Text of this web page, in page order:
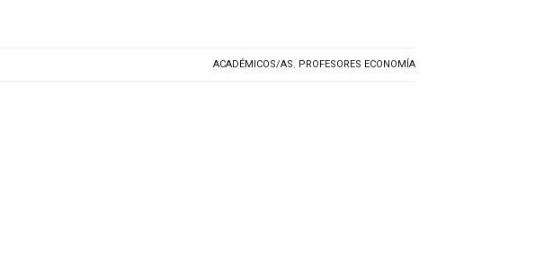
ACADÉMICOS/AS, PROFESORES ECONOMÍA